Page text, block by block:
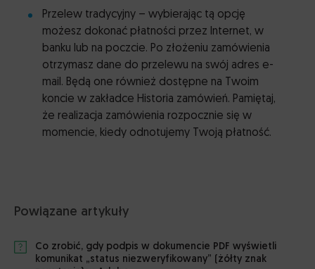
Przelew tradycyjny – wybierając tą opcję
możesz dokonać płatności przez Internet, w
banku lub na poczcie. Po złożeniu zamówienia
otrzymasz dane do przelewu na swój adres e-
mail. Będą one również dostępne na Twoim
koncie w zakładce Historia zamówień. Pamiętaj,
że realizacja zamówienia rozpocznie się w
momencie, kiedy odnotujemy Twoją płatność.
Powiązane artykuły
Co zrobić, gdy podpis w dokumencie PDF wyświetli
komunikat „status niezweryfikowany” (żółty znak